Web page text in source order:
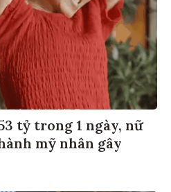
tỷ trong 1 ngày, nữ
mỹ nhân gây